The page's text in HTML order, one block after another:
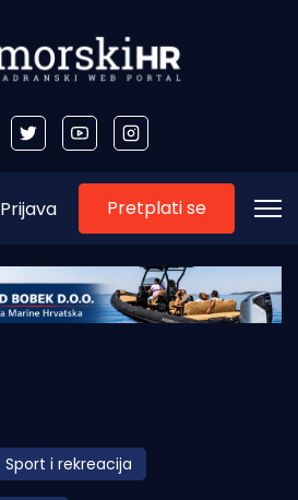
Prijava Pretplati se
Sport i rekreacija